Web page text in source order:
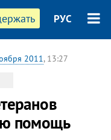
РУС
2011, 13:27
помощь